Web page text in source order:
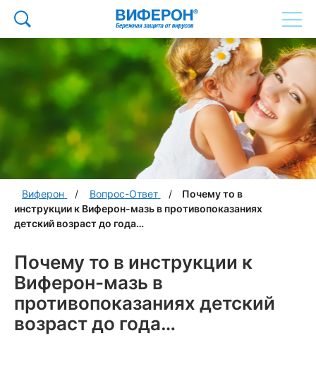
Виферон Вопрос-Ответ
Почему то в
инструкции к Виферон-мазь в противопоказаниях
детский возраст до года…
Почему то в инструкции к
Виферон-мазь в
противопоказаниях детский
возраст до года…